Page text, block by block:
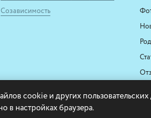
Созависимость
cookie и других
в настройках браузера.